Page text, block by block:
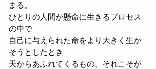
まる。
ひとりの人間が懸命に生きるプロセス
の中で
自己に与えられた命をより大きく生か
そうとしたとき
天からあふれてくるもの、それこそが